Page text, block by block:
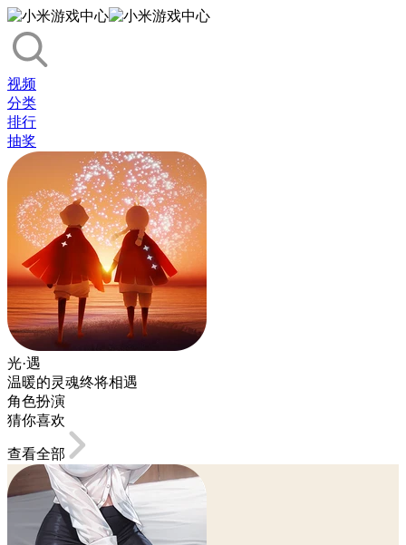
视频
分类
排行
抽奖
光·遇
温暖的灵魂终将相遇
角色扮演
猜你喜欢
查看全部